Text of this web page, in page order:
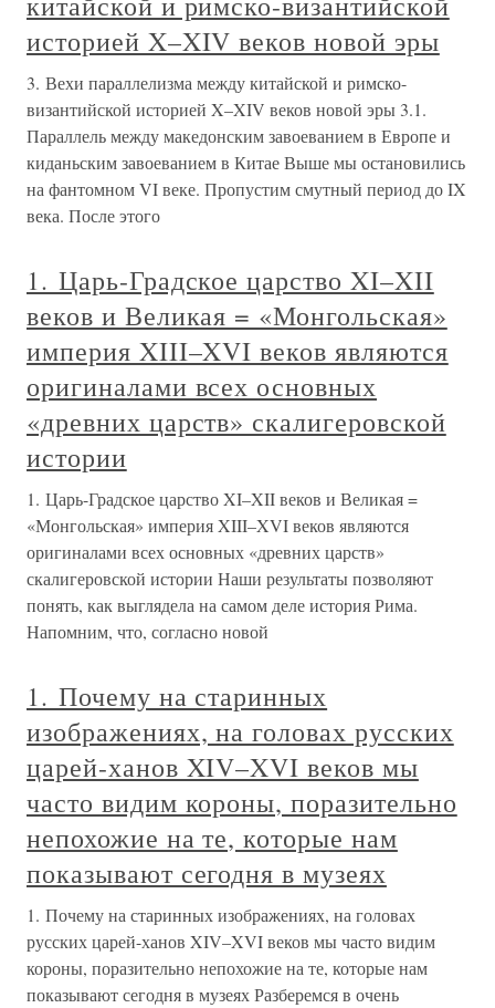
историей X–XIV веков новой эры
3. Вехи параллелизма между китайской и римско-
византийской историей X–XIV веков новой эры 3.1.
Параллель между македонским завоеванием в Европе и
киданьским завоеванием в Китае Выше мы остановились
на фантомном VI веке. Пропустим смутный период до IX
века. После этого
1. Царь-Градское царство XI–XII
веков и Великая = «Монгольская»
империя XIII–XVI веков являются
оригиналами всех основных
«древних царств» скалигеровской
истории
1. Царь-Градское царство XI–XII веков и Великая =
«Монгольская» империя XIII–XVI веков являются
оригиналами всех основных «древних царств»
скалигеровской истории Наши результаты позволяют
понять, как выглядела на самом деле история Рима.
Напомним, что, согласно новой
1. Почему на старинных
изображениях, на головах русских
царей-ханов XIV–XVI веков мы
часто видим короны, поразительно
непохожие на те, которые нам
показывают сегодня в музеях
1. Почему на старинных изображениях, на головах
русских царей-ханов XIV–XVI веков мы часто видим
короны, поразительно непохожие на те, которые нам
показывают сегодня в музеях Разберемся в очень